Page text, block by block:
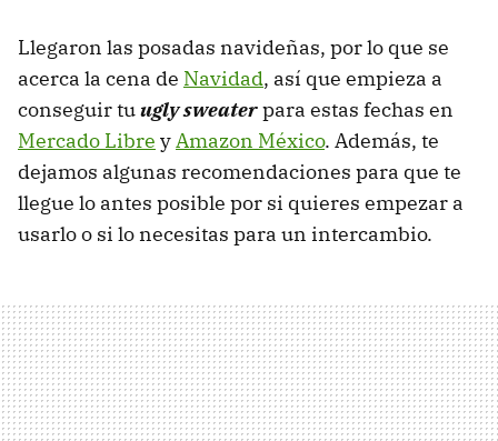
Llegaron las posadas navideñas, por lo que se
acerca la cena de Navidad, así que empieza a
conseguir tuugly sweaterpara estas fechas en
Mercado Libre yAmazon México. Además, te
dejamos algunas recomendaciones para que te
llegue lo antes posible por si quieres empezar a
usarlo o si lo necesitas para un intercambio.